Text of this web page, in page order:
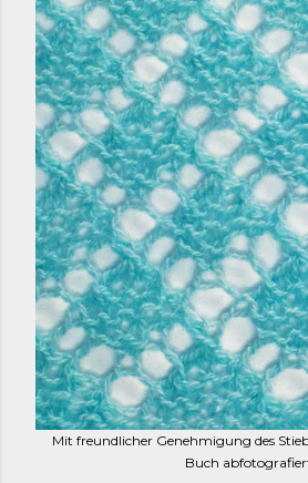
Mit freundlicher Genehmigung des
Buch